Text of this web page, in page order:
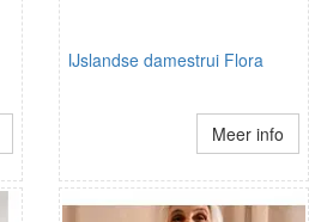
IJslandse damestrui Flora
Meer info